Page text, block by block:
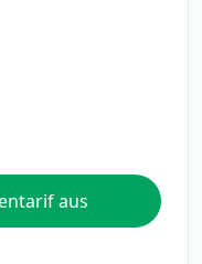
aus